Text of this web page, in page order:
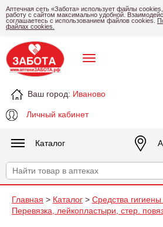
Аптечная сеть «Забота» использует файлы
работу с сайтом максимально удобной.
соглашаетесь с использованием файлов cookies.
файлах cookies.
Ваш город: Иваново
Личный кабинет
Каталог
Главная > Каталог > Средства
Перевязка, лейкопластыри, стер.